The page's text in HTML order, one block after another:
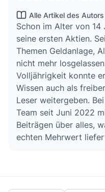
Alle Artikel des
Schon im Alter von 14
seine ersten Aktien.
Themen Geldanlage,
nicht mehr
Volljährigkeit konnte
Wissen auch als
Leser weitergeben.
Team seit Juni 2022
Beiträgen über alles,
echten Mehrwert